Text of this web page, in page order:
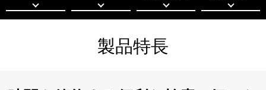
製品特長